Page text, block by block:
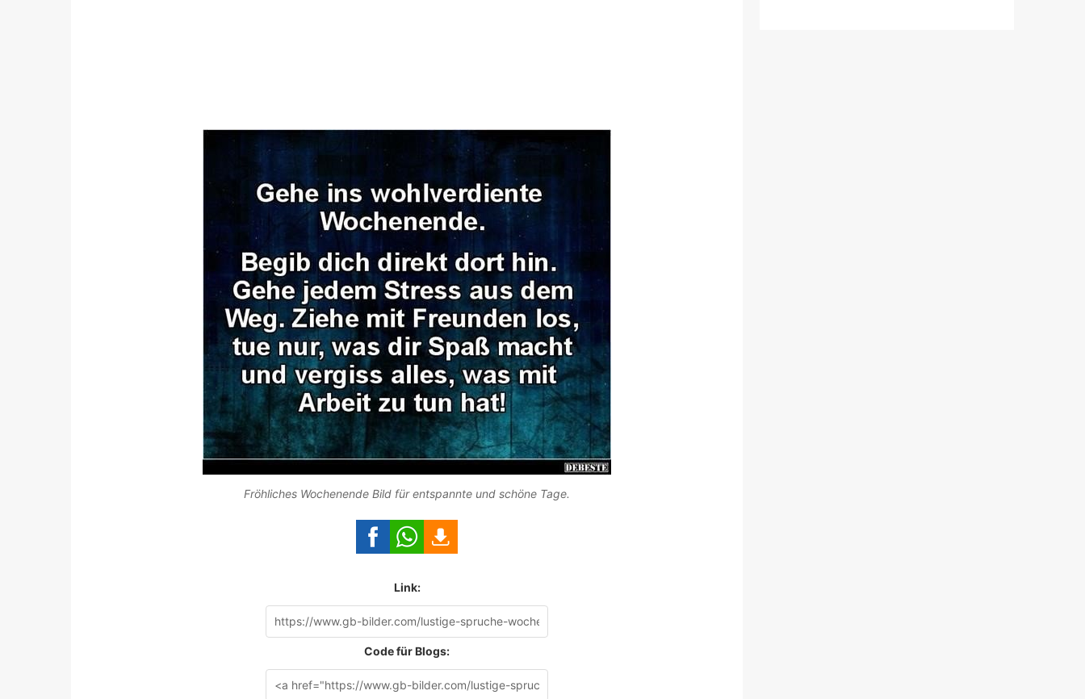
Fröhliches Wochenende Bild für entspannte und schöne Tage.
Link:
Code für Blogs: